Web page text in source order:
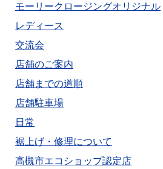
モーリークロージングオリジナル
レディース
交流会
店舗のご案内
店舗までの道順
店舗駐車場
日常
裾上げ・修理について
高槻市エコショップ認定店